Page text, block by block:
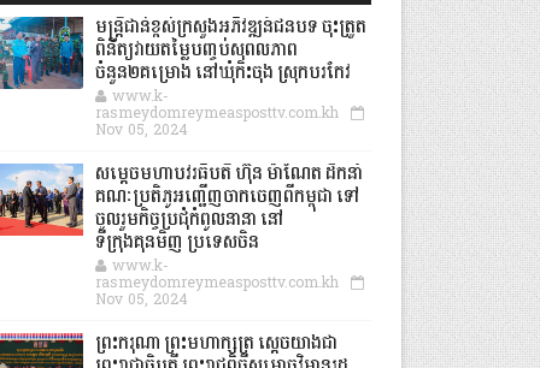
មន្ត្រីជាន់ខ្ពស់ក្រសួងអភិវឌ្ឍន៍ជនបទ ចុះត្រួត
ពិនិត្យវាយតម្លៃបញ្ចប់សុពលភាព
ចំនួន២គម្រោង នៅឃុំកិះចុង ស្រុកបរកែវ
www.k-
rasmeydomreymeasposttv.com.kh
Nov 05, 2024
សម្តេចមហាបវរធិបតី ហ៊ុន ម៉ាណែត ដឹកនាំ
គណៈប្រតិភូអញ្ជើញចាកចេញពីកម្ពុជា ទៅ
ចូលរួមកិច្ចប្រជុំកំពូលនានា នៅ
ទីក្រុងគុនមិញ ប្រទេសចិន
www.k-
rasmeydomreymeasposttv.com.kh
Nov 05, 2024
ព្រះករុណា ព្រះមហាក្សត្រ ស្តេចយាងជា